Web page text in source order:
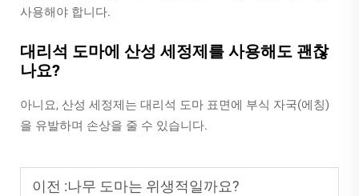
사용해야 합니다.
대리석 도마에 산성 세정제를 사용해도 괜찮
나요?
아니요, 산성 세정제는 대리석 도마 표면에 부식 자국(에칭)
을 유발하며 손상을 줄 수 있습니다.
이전 :나무 도마는 위생적일까요?